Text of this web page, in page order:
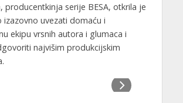
producentkinja serije BESA, otkrila je
izazovno uvezati domaću i
ekipu vrsnih autora i glumaca i
najvišim produkcijskim